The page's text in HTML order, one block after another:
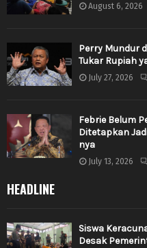
August 6, 2026
Perry Mundur
Tukar Rupiah
July 27, 2026
Febrie Belum
Ditetapkan
nya
July 13, 2026
HEADLINE
Siswa
Desak